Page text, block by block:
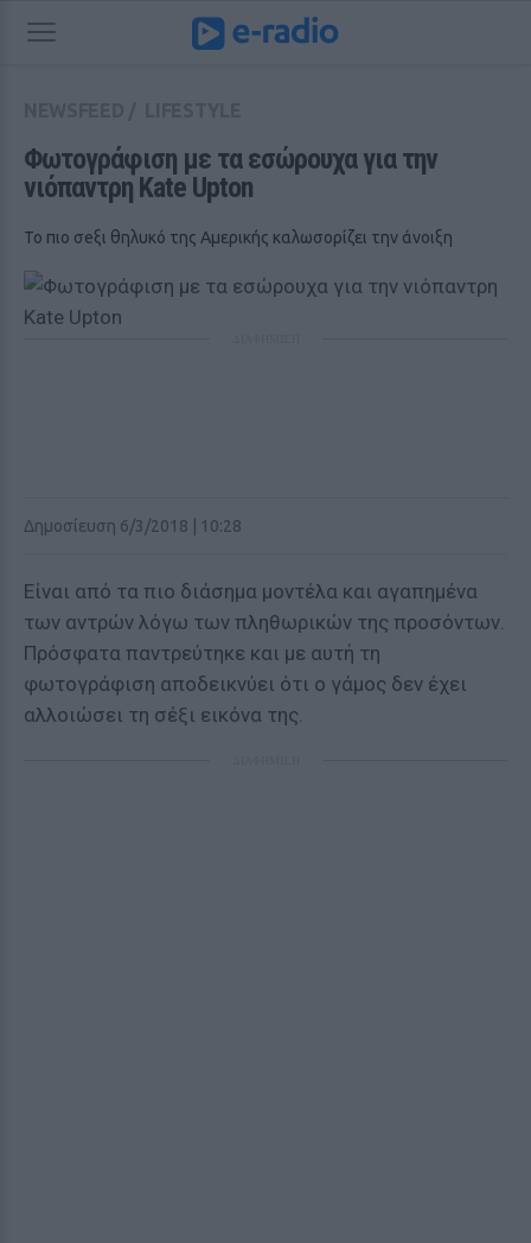
Φωτογράφιση με τα εσώρουχα για την
νιόπαντρη Kate Upton
Το πιο σeξι θηλυκό της Αμερικής καλωσορίζει την άνοιξη
Δημοσίευση 6/3/2018 | 10:28
Είναι από τα πιο διάσημα μοντέλα και αγαπημένα
των αντρών λόγω των πληθωρικών της προσόντων.
Πρόσφατα παντρεύτηκε και με αυτή τη
φωτογράφιση αποδεικνύει ότι ο γάμος δεν έχει
αλλοιώσει τη σέξι εικόνα της.